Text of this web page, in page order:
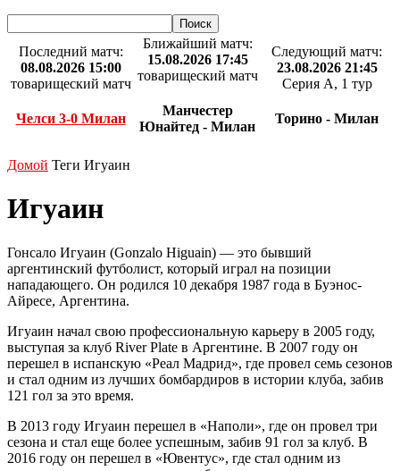
Последний матч:
08.08.2026 15:00
товарищеский матч
Челси 3-0 Милан
Ближайший матч:
15.08.2026 17:45
товарищеский матч
Манчестер
Юнайтед - Милан
Следующий матч:
23.08.2026 21:45
Серия А, 1 тур
Торино - Милан
Домой Теги Игуаин
Игуаин
Гонсало Игуаин (Gonzalo Higuain) — это бывший
аргентинский футболист, который играл на позиции
нападающего. Он родился 10 декабря 1987 года в Буэнос-
Айресе, Аргентина.
Игуаин начал свою профессиональную карьеру в 2005 году,
выступая за клуб River Plate в Аргентине. В 2007 году он
перешел в испанскую «Реал Мадрид», где провел семь сезонов
и стал одним из лучших бомбардиров в истории клуба, забив
121 гол за это время.
В 2013 году Игуаин перешел в «Наполи», где он провел три
сезона и стал еще более успешным, забив 91 гол за клуб. В
2016 году он перешел в «Ювентус», где стал одним из